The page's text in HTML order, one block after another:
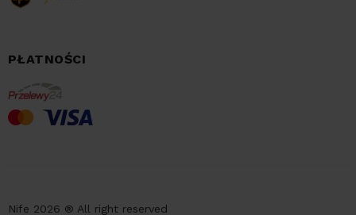
PŁATNOŚCI
Nife 2026 ® All right reserved